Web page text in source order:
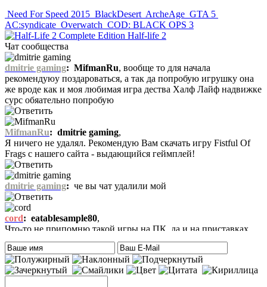
Need For Speed 2015 BlackDesert ArcheAge GTA 5
AC:syndicate Overwatch COD: BLACK OPS 3
Half-life 2
Чат сообщества
dmitrie gaming: MifmanRu, вообще то для начала
рекомендуюу поздароваться, а так да попробую игрушку она
же вроде как и моя любимая игра дества Халф Лайф надвижке
сурс обяательно попробую
MifmanRu: dmitrie gaming,
Я ничего не удалял. Рекомендую Вам скачать игру Fistful Of
Frags с нашего сайта - выдающийся геймплей!
dmitrie gaming: че вы чат удалили мой
cord: eatablesample80,
Что-то не припомню такой игры на ПК, да и на приставках
тоже. Есть только одна мысль – это онлайн игра-одевалка
Hilary Duff and Her Baby.
На сайте нет онлайн игр. А вообще, Хилари Дафф – это
актриса